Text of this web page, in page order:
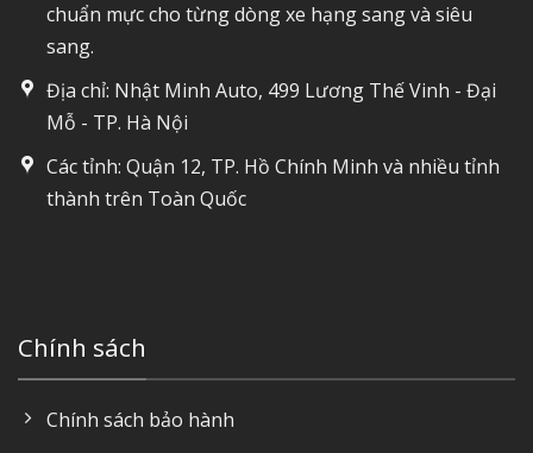
chuẩn mực cho từng dòng xe hạng sang và siêu
sang.
Địa chỉ: Nhật Minh Auto, 499 Lương Thế Vinh - Đại
Mỗ - TP. Hà Nội
Các tỉnh: Quận 12, TP. Hồ Chính Minh và nhiều tỉnh
thành trên Toàn Quốc
Chính sách
Chính sách bảo hành